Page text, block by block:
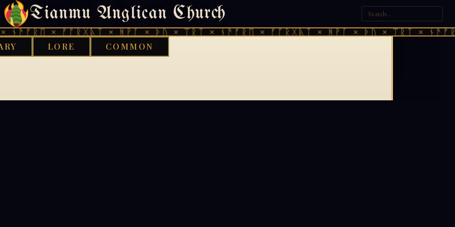
Tianmu Anglican Church
× ᚠᚩᚱᚷᚣᛏ × ᚻᚹᚪ × ᚦᚢ × ᛠᚱᛏ × ᚾᚫᚠᚱᛖ × ᚠᚩᚱᚷᚣᛏ × ᚻᚹᚪ × ᚦᚢ × ᛠᚱᛏ ×
LORE COMMON
404